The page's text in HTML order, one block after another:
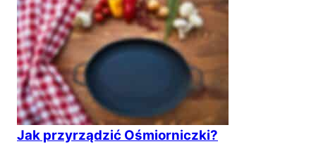
Jak przyrządzić Ośmiorniczki?